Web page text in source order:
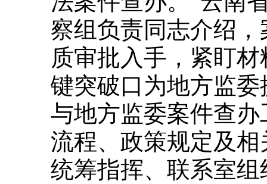
察组负责同志介绍
质审批入手，紧盯
键突破口为地方监
与地方监委案件查
流程、政策规定及
统筹指挥、联系室